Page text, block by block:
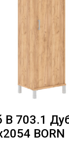
B 703.1
BORN